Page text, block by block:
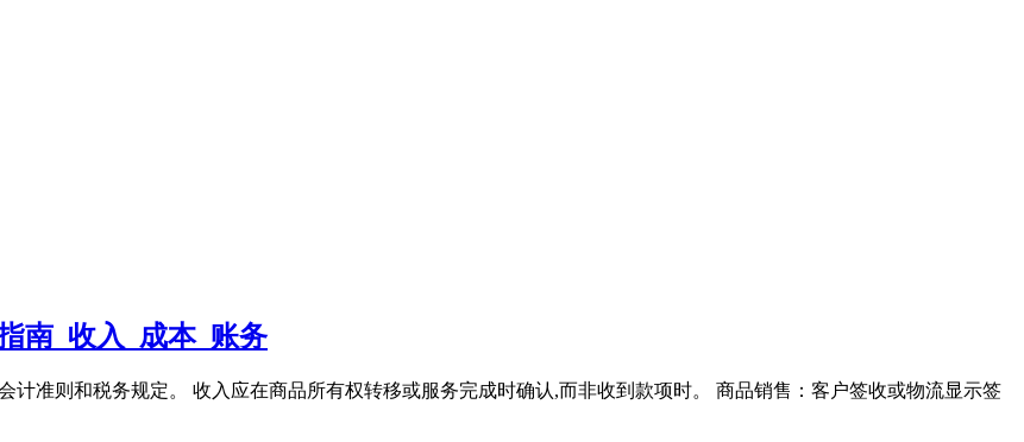
南_收入_成本_账务
计准则和税务规定。 收入应在商品所有权转移或服务完成时确认,而非收到款项时。 商品销售：客户签收或物流显示签